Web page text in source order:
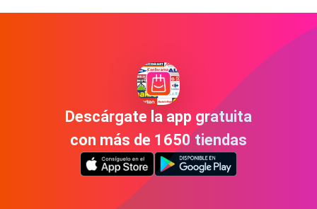
Descárgate la app gratuita
con más de 1650 tiendas